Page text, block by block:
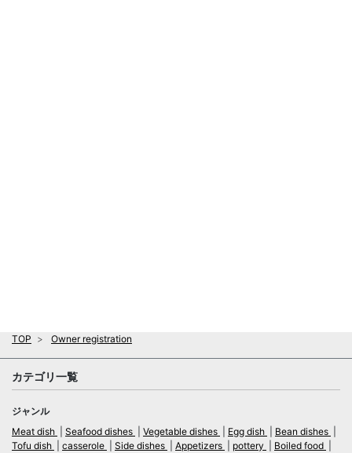
TOP Owner registration
カテゴリ一覧
ジャンル
Meat dish
Seafood dishes Vegetable dishes Egg dish
Bean dishes
Tofu dish
casserole Side dishes Appetizers pottery
Boiled food